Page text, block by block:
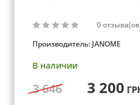
0
Производитель: JANOME
В наличии
3 646 3 200